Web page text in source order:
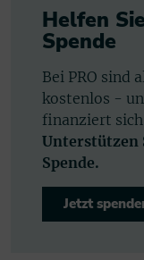
Helfen
Spende
Bei PRO sind
kostenlos -
finanziert
Unterstützen
Spende.
Jetzt